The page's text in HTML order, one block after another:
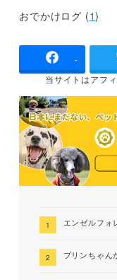
おでかけログ (1)
-
当サイトはアフ
エンゼルフォ
プリンちゃん